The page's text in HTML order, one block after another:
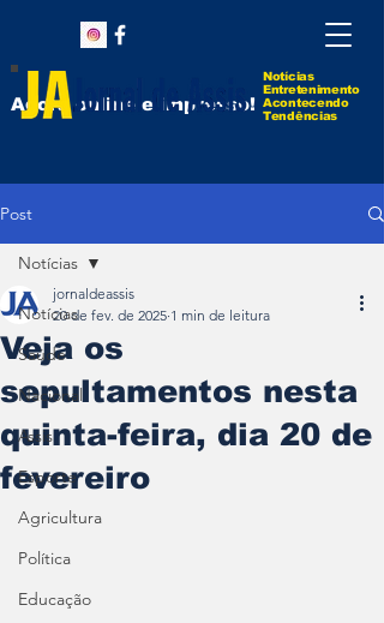
Notícias
Entretenimento
Acontecendo
Tendências
Agora online e impresso!
Post
Notícias
Saúde
Nacional
Assis
Esporte
Agricultura
Política
Educação
Notícias
Veja os
sepultamentos nesta
quinta-feira, dia 20 de
fevereiro
jornaldeassis
20 de fev. de 2025 1 min de leitura